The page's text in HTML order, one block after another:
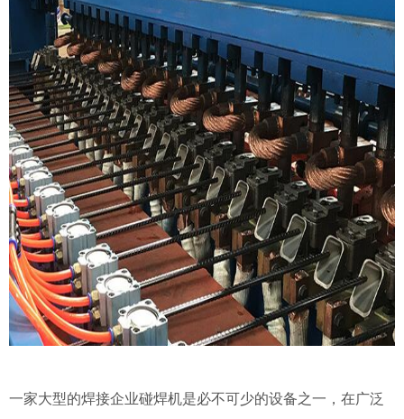
一家大型的焊接企业碰焊机是必不可少的设备之一，在广泛